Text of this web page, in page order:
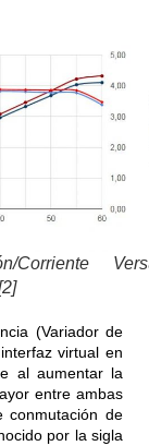
Corriente
(Variador de
virtual en
al aumentar la
entre ambas
conmutación de
por la sigla